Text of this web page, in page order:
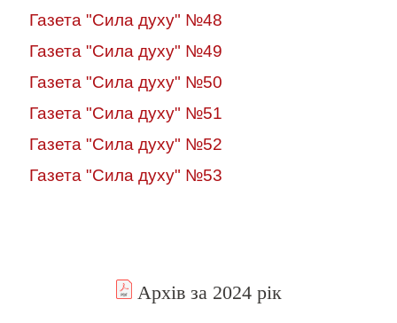
Газета "Сила духу" №48
Газета "Сила духу" №49
Газета "Сила духу" №50
Газета "Сила духу" №51
Газета "Сила духу" №52
Газета "Сила духу" №53
Архів за 2024 рік